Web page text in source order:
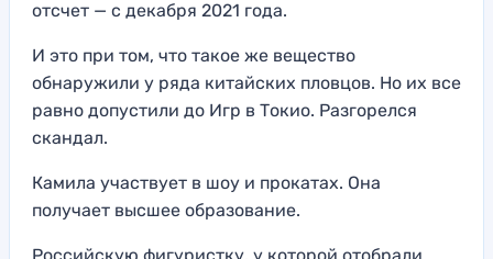
отсчет — с декабря 2021 года.
И это при том, что такое же вещество
обнаружили у ряда китайских пловцов. Но их все
равно допустили до Игр в Токио. Разгорелся
скандал.
Камила участвует в шоу и прокатах. Она
получает высшее образование.